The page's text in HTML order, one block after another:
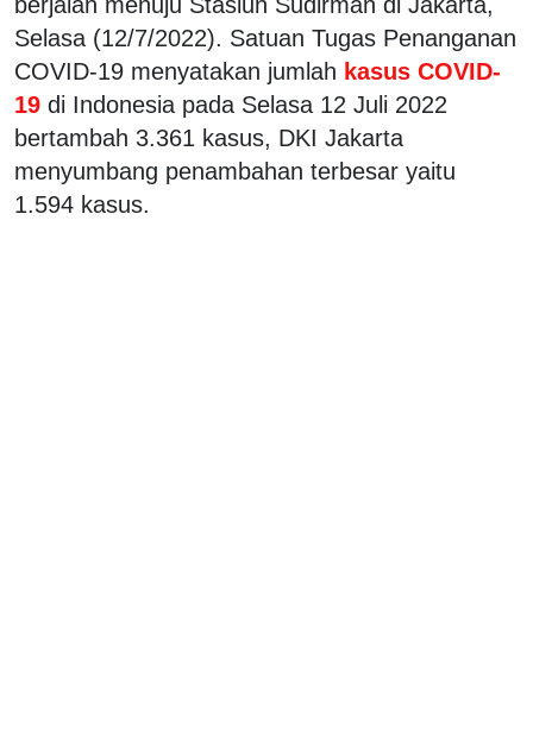
Selasa (12/7/2022). Satuan Tugas Penanganan
COVID-19 menyatakan jumlah kasus COVID-
19 di Indonesia pada Selasa 12 Juli 2022
bertambah 3.361 kasus, DKI Jakarta
menyumbang penambahan terbesar yaitu
1.594 kasus.